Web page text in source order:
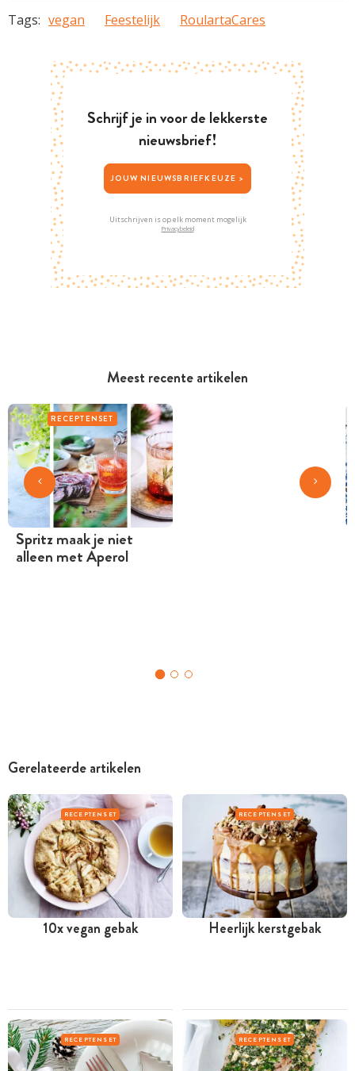
Meest recente artikelen
RECEPTENSET
Spritz maak je niet
alleen met Aperol
Tags: vegan Feestelijk RoulartaCares
Schrijf je in voor de lekkerste
nieuwsbrief!
JOUW NIEUWSBRIEFKEUZE >
Uitschrijven is op elk moment mogelijk
Privacybeleid
Gerelateerde artikelen
RECEPTENSET
10x vegan gebak
RECEPTENSET
Heerlijk kerstgebak
RECEPTENSET RECEPTENSET